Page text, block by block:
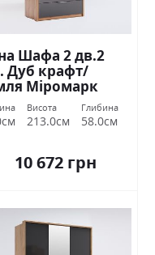
Шафа 2 дв.2
Дуб крафт/
Міромарк
Висота
213.0см
Глибина
58.0см
10 672 грн